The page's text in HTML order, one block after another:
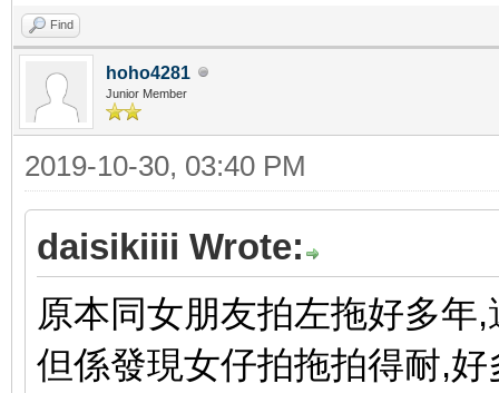
Find
hoho4281
Junior Member
2019-10-30, 03:40 PM
daisikiiii Wrote:
原本同女朋友拍左拖好多年
但係發現女仔拍拖拍得耐,